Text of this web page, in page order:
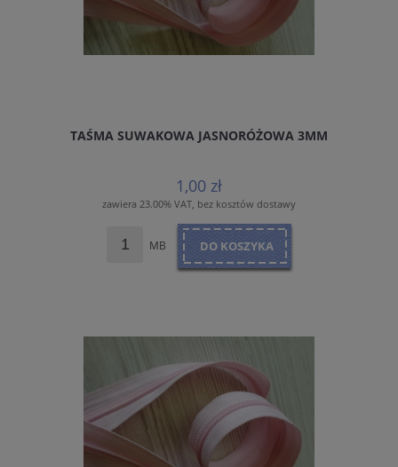
TAŚMA SUWAKOWA JASNORÓŻOWA 3MM
1,00 zł
zawiera 23.00% VAT, bez kosztów dostawy
MB DO KOSZYKA